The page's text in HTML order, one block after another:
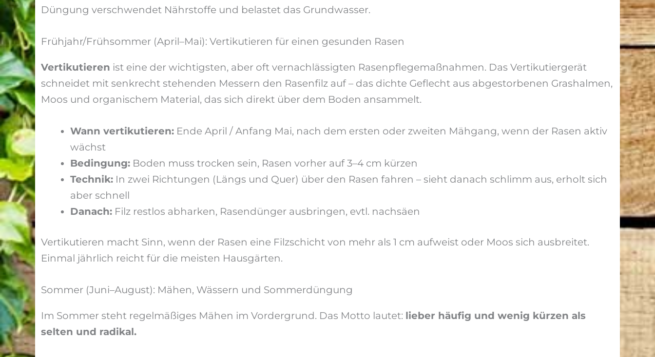
Düngung verschwendet Nährstoffe und belastet das Grundwasser.
Frühjahr/Frühsommer (April–Mai): Vertikutieren für einen gesunden Rasen
Vertikutieren ist eine der wichtigsten, aber oft vernachlässigten Rasenpflegemaßnahmen. Das Vertikutiergerät
schneidet mit senkrecht stehenden Messern den Rasenfilz auf – das dichte Geflecht aus abgestorbenen Grashalmen,
Moos und organischem Material, das sich direkt über dem Boden ansammelt.
Wann vertikutieren: Ende April / Anfang Mai, nach dem ersten oder zweiten Mähgang, wenn der Rasen aktiv
wächst
Bedingung: Boden muss trocken sein, Rasen vorher auf 3–4 cm kürzen
Technik: In zwei Richtungen (Längs und Quer) über den Rasen fahren – sieht danach schlimm aus, erholt sich
aber schnell
Danach: Filz restlos abharken, Rasendünger ausbringen, evtl. nachsäen
Vertikutieren macht Sinn, wenn der Rasen eine Filzschicht von mehr als 1 cm aufweist oder Moos sich ausbreitet.
Einmal jährlich reicht für die meisten Hausgärten.
Sommer (Juni–August): Mähen, Wässern und Sommerdüngung
Im Sommer steht regelmäßiges Mähen im Vordergrund. Das Motto lautet: lieber häufig und wenig kürzen als
selten und radikal.